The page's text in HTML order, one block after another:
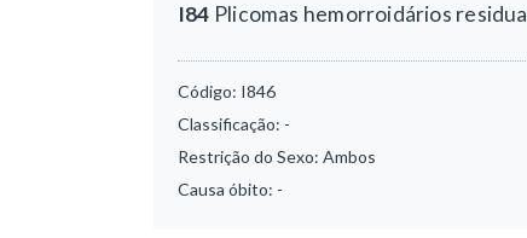
I84 Plicomas hemorroidários
Código: I846
Classificação: -
Restrição do Sexo: Ambos
Causa óbito: -